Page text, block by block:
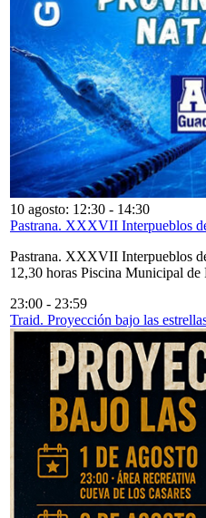
10 agosto: 12:30 - 14:30
Pastrana. XXXVII Interpueblos
Pastrana. XXXVII Interpueblos
12,30 horas Piscina Municipal de
23:00 - 23:59
Traid. Proyección bajo las